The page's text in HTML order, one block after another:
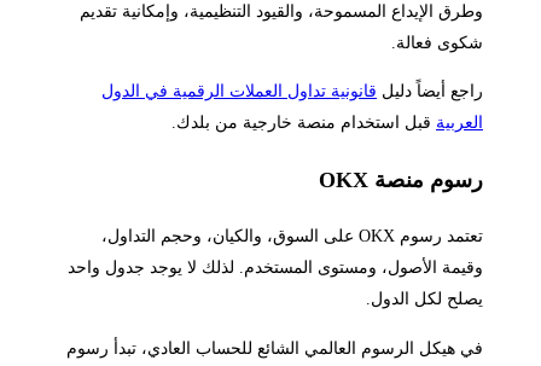
وطرق الإيداع المسموحة، والقيود التنظيمية، وإمكانية تقديم
شكوى فعالة.
راجع أيضاً دليل قانونية تداول العملات الرقمية في الدول
العربية قبل استخدام منصة خارجية من بلدك.
رسوم منصة OKX
تعتمد رسوم OKX على السوق، والكيان، وحجم التداول،
وقيمة الأصول، ومستوى المستخدم. لذلك لا يوجد جدول واحد
يصلح لكل الدول.
في هيكل الرسوم العالمي الشائع للحساب العادي، تبدأ رسوم